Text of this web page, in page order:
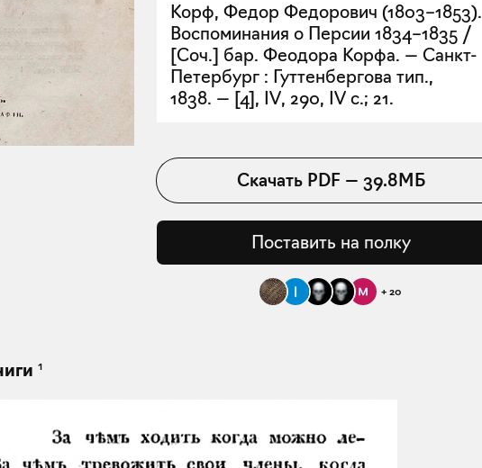
Корф, Федор Федорович (1803–1853).
Воспоминания о Персии 1834–1835 /
[Соч.] бар. Феодора Корфа. — Санкт-
Петербург : Гуттенбергова тип.,
1838. — [4], IV, 290, IV с.; 21.
Скачать PDF— 39.8МБ
Поставить на полку
+20
1